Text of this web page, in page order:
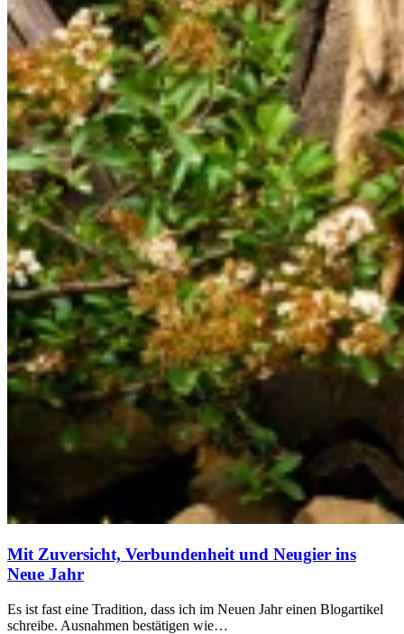
Mit Zuversicht, Verbundenheit und Neugier ins
Neue Jahr
Es ist fast eine Tradition, dass ich im Neuen Jahr einen Blogartikel
schreibe. Ausnahmen bestätigen wie…